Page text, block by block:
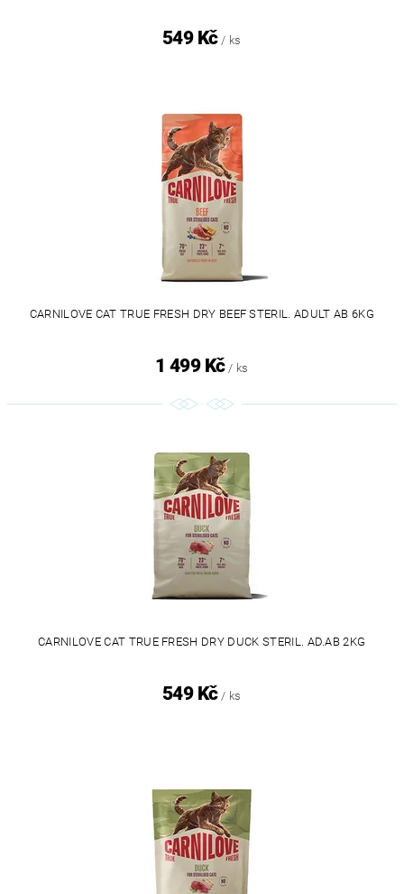
549 Kč / ks
CARNILOVE CAT TRUE FRESH DRY BEEF STERIL. ADULT AB 6KG
1 499 Kč / ks
CARNILOVE CAT TRUE FRESH DRY DUCK STERIL. AD.AB 2KG
549 Kč / ks